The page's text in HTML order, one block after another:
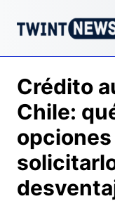
Crédito
Chile: